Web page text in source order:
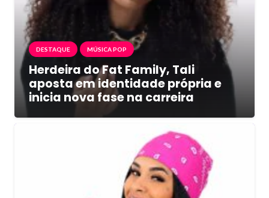
DESTAQUE MÚSICA POP
Herdeira do Fat Family, Tali
aposta em identidade própria e
inicia nova fase na carreira